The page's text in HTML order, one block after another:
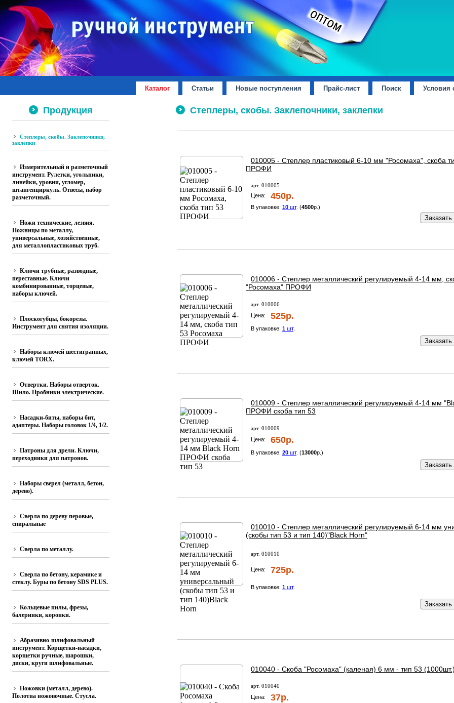
Каталог Статьи Новые поступления Прайс-лист Поиск Условия
Продукция
Степлеры, скобы. Заклепочники,
заклепки
Измерительный и разметочный
инструмент. Рулетки, угольники,
линейки, уровни, угломер,
штангенциркуль. Отвесы, набор
разметочный.
Ножи технические, лезвия.
Ножницы по металлу,
универсальные, хозяйственные,
для металлопластиковых труб.
Ключи трубные, разводные,
переставные. Ключи
комбинированные, торцевые,
наборы ключей.
Плоскогубцы, бокорезы.
Инструмент для снятия изоляции.
Наборы ключей шестигранных,
ключей TORX.
Отвертки. Наборы отверток.
Шило. Пробники электрические.
Насадки-биты, наборы бит,
адаптеры. Наборы головок 1/4, 1/2.
Патроны для дрели. Ключи,
переходники для патронов.
Наборы сверел (металл, бетон,
дерево).
Сверла по дереву перовые,
спиральные
Сверла по металлу.
Сверла по бетону, керамике и
стеклу. Буры по бетону SDS PLUS.
Кольцевые пилы, фрезы,
балеринки, коронки.
Абразивно-шлифовальный
инструмент. Корщетки-насадки,
корщетки ручные, шарошки,
диски, круги шлифовальные.
Ножовки (металл, дерево).
Полотна ножовочные. Стусла.
Степлеры, скобы. Заклепочники, заклепки
010005 - Степлер пластиковый 6-10 мм "Росомаха", скоба
ПРОФИ
арт. 010005
Цена:
450р.
В упаковке: 10 шт. (4500р.)
Заказать
010006 - Степлер металлический регулируемый 4-14 мм,
"Росомаха" ПРОФИ
арт. 010006
Цена:
525р.
В упаковке: 1 шт.
Заказать
010009 - Степлер металлический регулируемый 4-14 мм
ПРОФИ скоба тип 53
арт. 010009
Цена:
650р.
В упаковке: 20 шт. (13000р.)
Заказать
010010 - Степлер металлический регулируемый 6-14 мм
(скобы тип 53 и тип 140)"Black Horn"
арт. 010010
Цена: 725р.
В упаковке: 1 шт.
Заказать
010040 - Скоба "Росомаха" (каленая) 6 мм - тип 53 (1000шт.)
арт. 010040
Цена:
37р.